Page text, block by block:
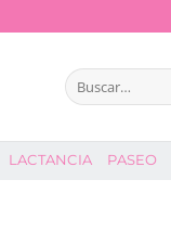
Buscar
por:
LACTANCIA PASEO